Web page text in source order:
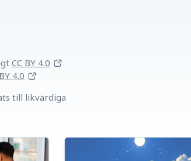
CC BY 4.0
4.0
till likvärdiga